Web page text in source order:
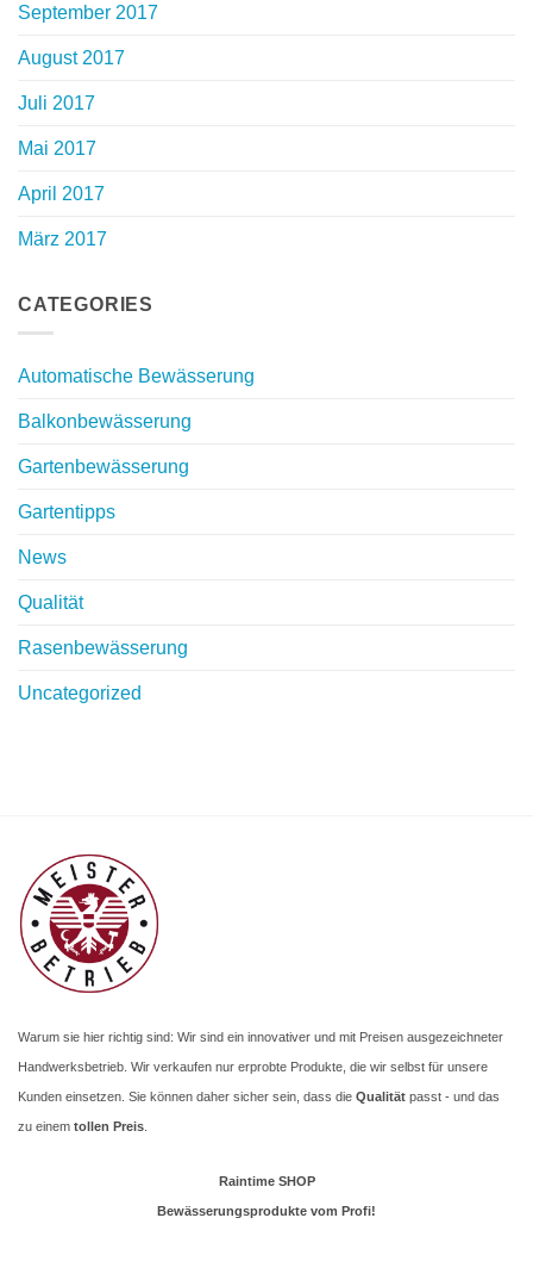
September 2017
August 2017
Juli 2017
Mai 2017
April 2017
März 2017
CATEGORIES
Automatische Bewässerung
Balkonbewässerung
Gartenbewässerung
Gartentipps
News
Qualität
Rasenbewässerung
Uncategorized
Warum sie hier richtig sind: Wir sind ein innovativer und mit Preisen ausgezeichneter
Handwerksbetrieb. Wir verkaufen nur erprobte Produkte, die wir selbst für unsere
Kunden einsetzen. Sie können daher sicher sein, dass die Qualität passt - und das
zu einem tollen Preis
Raintime SHOP
Bewässerungsprodukte vom Profi!